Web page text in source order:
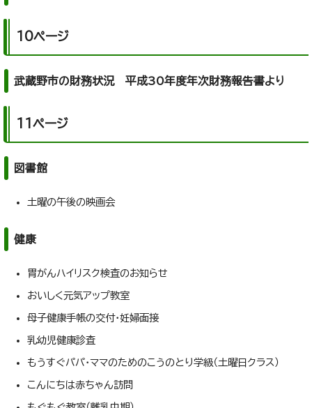
10ページ
武蔵野市の財務状況 平成30年度年次財務報告書より
11ページ
図書館
土曜の午後の映画会
健康
胃がんハイリスク検査のお知らせ
おいしく元気アップ教室
母子健康手帳の交付・妊婦面接
乳幼児健康診査
もうすぐパパ・ママのためのこうのとり学級（土曜日クラス）
こんにちは赤ちゃん訪問